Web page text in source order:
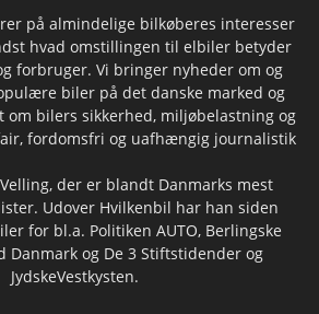
på almindelige bilkøberes interesser
hvad omstillingen til elbiler betyder
forbruger. Vi bringer nyheder om og
biler på det danske marked og
om bilers sikkerhed, miljøbelastning og
fordomsfri og uafhængig journalistik
der er blandt Danmarks mest
Udover Hvilkenbil har han siden
for bl.a. Politiken AUTO, Berlingske
Danmark og De 3 Stiftstidender og
JydskeVestkysten.